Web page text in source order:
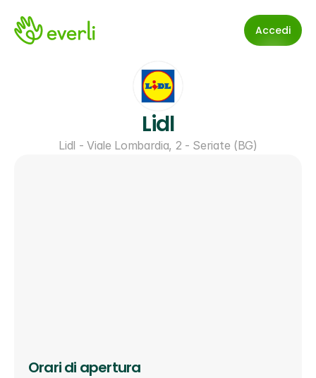
Accedi
Lidl
Lidl - Viale Lombardia, 2 - Seriate (BG)
Orari di apertura